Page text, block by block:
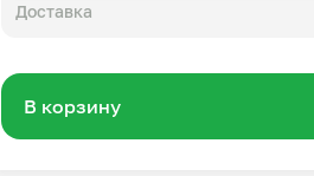
Доставка
В корзину